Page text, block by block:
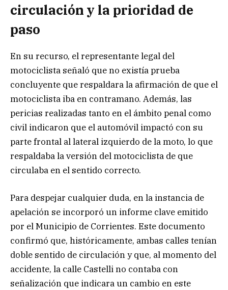
circulación y la prioridad de
paso
En su recurso, el representante legal del
motociclista señaló que no existía prueba
concluyente que respaldara la afirmación de que el
motociclista iba en contramano. Además, las
pericias realizadas tanto en el ámbito penal como
civil indicaron que el automóvil impactó con su
parte frontal al lateral izquierdo de la moto, lo que
respaldaba la versión del motociclista de que
circulaba en el sentido correcto.
Para despejar cualquier duda, en la instancia de
apelación se incorporó un informe clave emitido
por el Municipio de Corrientes. Este documento
confirmó que, históricamente, ambas calles tenían
doble sentido de circulación y que, al momento del
accidente, la calle Castelli no contaba con
señalización que indicara un cambio en este